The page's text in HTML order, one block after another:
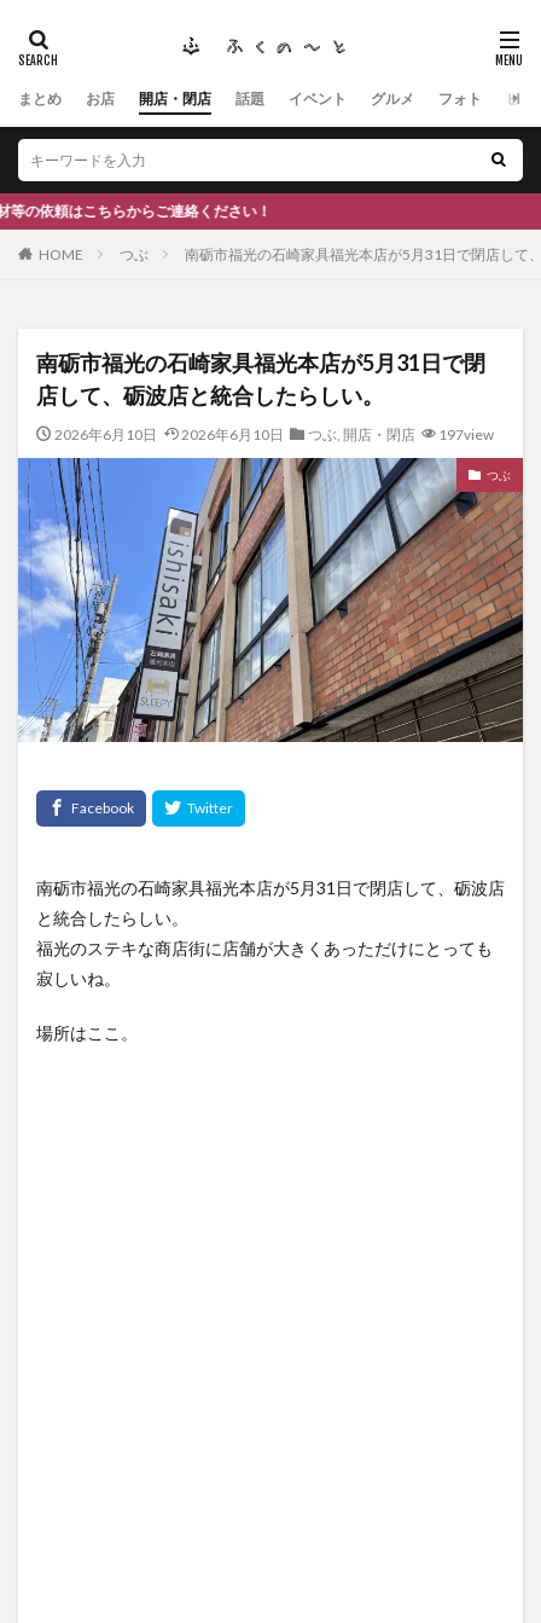
まとめ お店 開店・閉店 話題 イベント グルメ フォト ヒト
ご連絡ください！
HOME つぶ 南砺市福光の石崎家具福光本店が5月31日で閉店して
南砺市福光の石崎家具福光本店が5月31日で閉
店して、砺波店と統合したらしい。
2026年6月10日 2026年6月10日 つぶ, 開店・閉店 197view
つぶ
南砺市福光の石崎家具福光本店が5月31日で閉店して、砺波店
と統合したらしい。
福光のステキな商店街に店舗が大きくあっただけにとっても
寂しいね。
場所はここ。
タグ
#ふくの里 南砺 福野 福光
神社
南砺市、蕎麦
スキー場
#イタリアン
ひーちゃん
IOXアローザ #居酒屋
#富山
検索